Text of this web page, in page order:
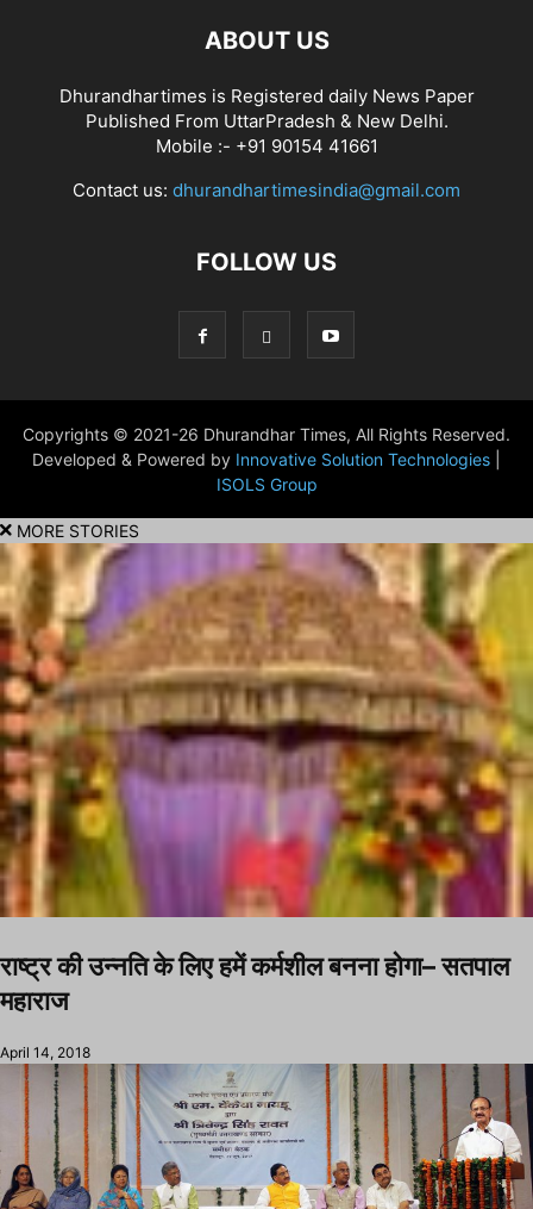
ABOUT US
Dhurandhartimes is Registered daily News Paper
Published From UttarPradesh & New Delhi.
Mobile :- +91 90154 41661
Contact us: dhurandhartimesindia@gmail.com
FOLLOW US
Copyrights © 2021-26 Dhurandhar Times, All Rights Reserved.
Developed & Powered by Innovative Solution Technologies
ISOLS Group
MORE STORIES
राष्ट्र की उन्नति के लिए हमें कर्मशील बनना होगा– सतपाल
महाराज
April 14, 2018